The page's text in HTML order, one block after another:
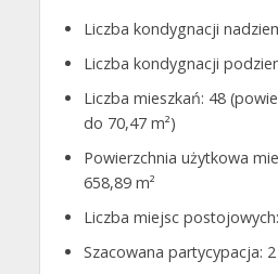
Liczba kondygnacji
Liczba kondygnacji
Liczba mieszkań: 48
do 70,47 m²)
Powierzchnia użytkowa
658,89 m²
Liczba miejsc
Szacowana partycypacja: 2